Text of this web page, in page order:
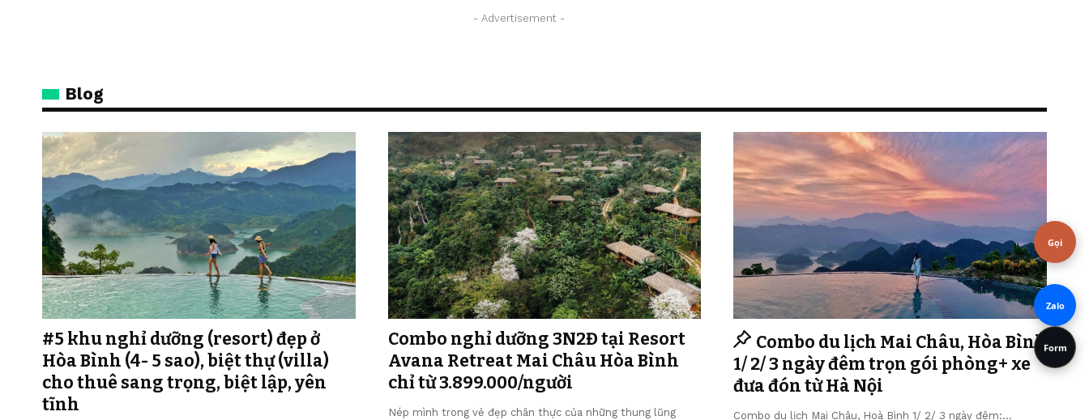
- Advertisement -
Blog
#5 khu nghỉ dưỡng (resort) đẹp ở
Hòa Bình (4- 5 sao), biệt thự (villa)
cho thuê sang trọng, biệt lập, yên
tĩnh
Combo nghỉ dưỡng 3N2Đ tại Resort
Avana Retreat Mai Châu Hòa Bình
chỉ từ 3.899.000/người
Nép mình trong vẻ đẹp chân thực của những thung lũng
Combo du lịch Mai Châu, Hòa Bình
1/ 2/ 3 ngày đêm trọn gói phòng+ xe
đưa đón từ Hà Nội
Combo du lịch Mai Châu, Hoà Bình 1/ 2/ 3 ngày đêm:…
Gọi
Zalo
Form